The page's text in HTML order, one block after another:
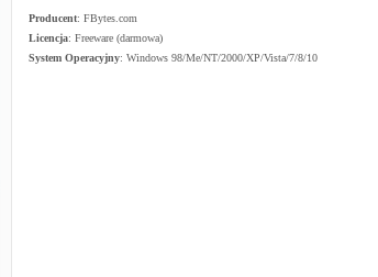
Producent: FBytes.com
Licencja: Freeware (darmowa)
System Operacyjny: Windows 98/Me/NT/2000/XP/Vista/7/8/10